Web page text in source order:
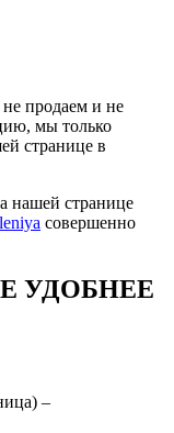
продаем и не
мы только
странице в
нашей странице
совершенно
УДОБНЕЕ
–